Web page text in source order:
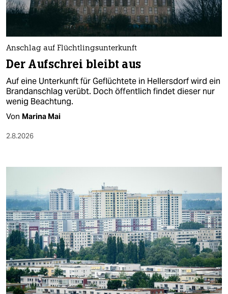
berlin
nord
wahrheit
verlag
verlag
abo
genossenschaft
epaper login
Anschlag auf Flüchtlingsunterkunft
Der Aufschrei bleibt aus
Auf eine Unterkunft für Geflüchtete in Hellersdorf wird ein
Brandanschlag verübt. Doch öffentlich findet dieser nur
wenig Beachtung.
Von Marina Mai
2.8.2026